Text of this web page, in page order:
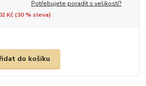
Potřebujete poradit s velikostí?
Kč (30% sleva)
do košíku